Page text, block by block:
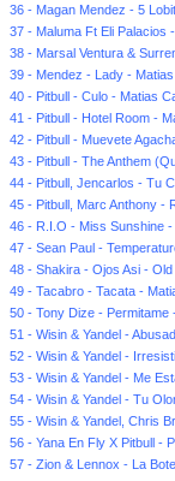
36 - Magan Mendez - 5
37 - Maluma Ft Eli Palacios
38 - Marsal Ventura &
39 - Mendez - Lady -
40 - Pitbull - Culo - Matias
41 - Pitbull - Hotel Room -
42 - Pitbull - Muevete
43 - Pitbull - The Anthem
44 - Pitbull, Jencarlos - Tu
45 - Pitbull, Marc Anthony -
46 - R.I.O - Miss Sunshine -
47 - Sean Paul -
48 - Shakira - Ojos Asi - Old
49 - Tacabro - Tacata -
50 - Tony Dize - Permitame
51 - Wisin & Yandel -
52 - Wisin & Yandel -
53 - Wisin & Yandel - Me
54 - Wisin & Yandel - Tu
55 - Wisin & Yandel, Chris
56 - Yana En Fly X Pitbull -
57 - Zion & Lennox - La